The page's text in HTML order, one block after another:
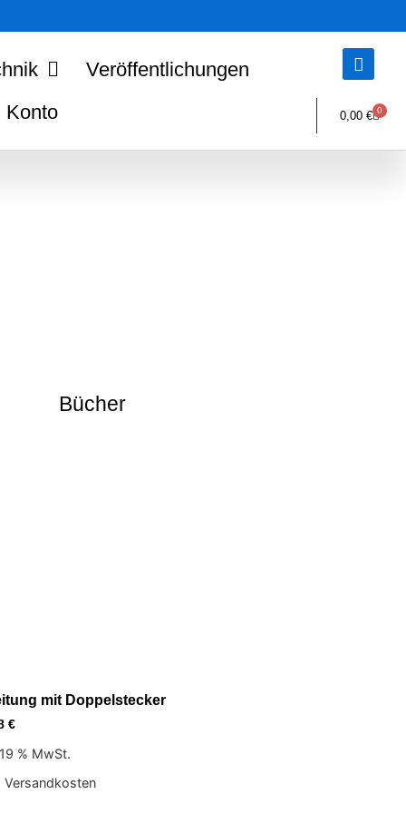
Veröffentlichungen
Konto 0,00€ 0
Bücher
mit Doppelstecker
€
% MwSt.
Versandkosten